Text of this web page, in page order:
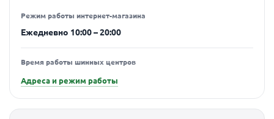
Режим работы интернет-магазина
Ежедневно 10:00 – 20:00
Время работы шинных центров
Адреса и режим работы